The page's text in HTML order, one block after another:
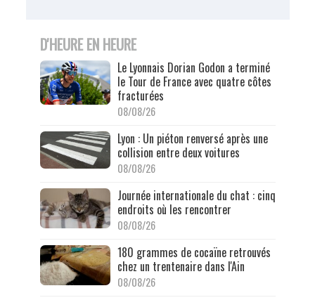
D'HEURE EN HEURE
Le Lyonnais Dorian Godon a terminé
le Tour de France avec quatre côtes
fracturées
08/08/26
Lyon : Un piéton renversé après une
collision entre deux voitures
08/08/26
Journée internationale du chat : cinq
endroits où les rencontrer
08/08/26
180 grammes de cocaïne retrouvés
chez un trentenaire dans l'Ain
08/08/26